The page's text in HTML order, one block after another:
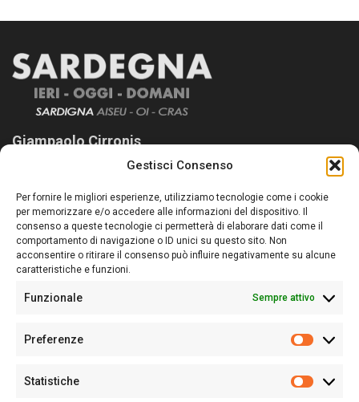
Gestisci Consenso
Per fornire le migliori esperienze, utilizziamo tecnologie come i cookie
per memorizzare e/o accedere alle informazioni del dispositivo. Il
consenso a queste tecnologie ci permetterà di elaborare dati come il
comportamento di navigazione o ID unici su questo sito. Non
acconsentire o ritirare il consenso può influire negativamente su alcune
caratteristiche e funzioni.
Funzionale Sempre attivo
Preferenze
Statistiche
Giampaolo Cirronis
Sardegna Ieri-Oggi-Domani nasce per informare “liberamente” i
lettori su quanto accade in Sardegna, con un occhio rivolto al
nostro passato e, soprattutto, al nostro futuro
Follow Us
Sede:Via Cristoforo Colombo 09013 Carbonia
Partita IVA02270380922